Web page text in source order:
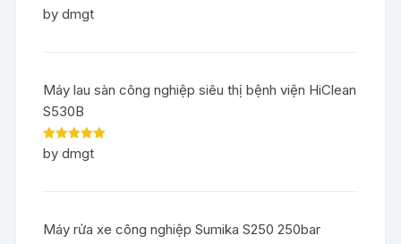
Rated5out
of 5
by dmgt
Máy lau sàn công nghiệp siêu thị bệnh viện HiClean
S530B
Rated5out
of 5
by dmgt
Máy rửa xe công nghiệp Sumika S250 250bar